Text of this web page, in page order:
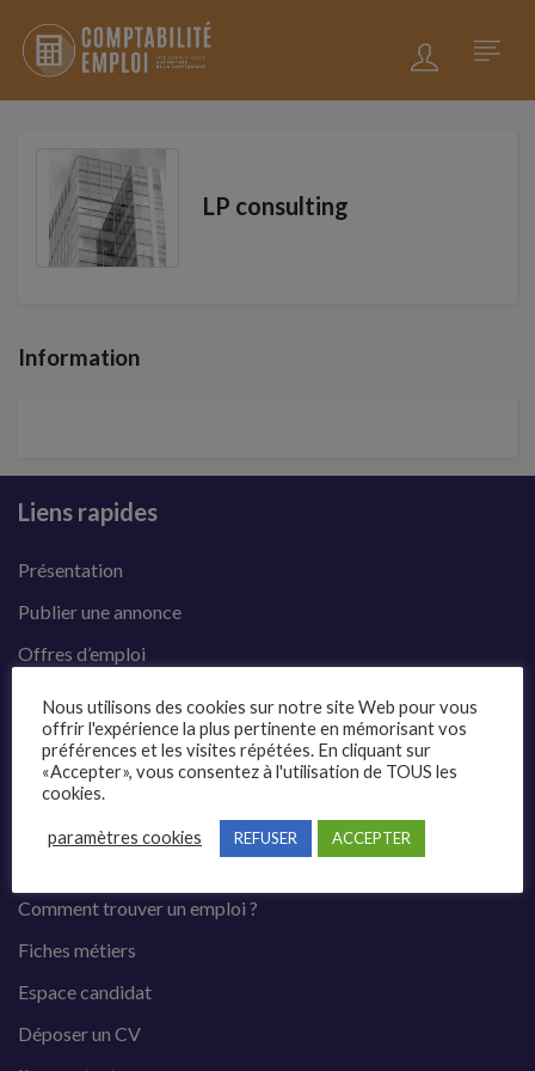
LP consulting
Information
Liens rapides
Présentation
Publier une annonce
Offres d’emploi
Blog
Contact
Candidats
Comment trouver un emploi ?
Fiches métiers
Espace candidat
Déposer un CV
Nous utilisons des cookies sur notre site Web pour vous
offrir l'expérience la plus pertinente en mémorisant vos
préférences et les visites répétées. En cliquant sur
«Accepter», vous consentez à l'utilisation de TOUS les
cookies.
paramètres cookies REFUSER ACCEPTER